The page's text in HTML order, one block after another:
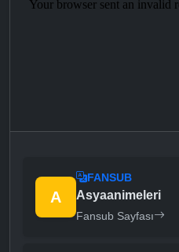
A
FANSUB
Asyaanimeleri
Fansub Sayfası